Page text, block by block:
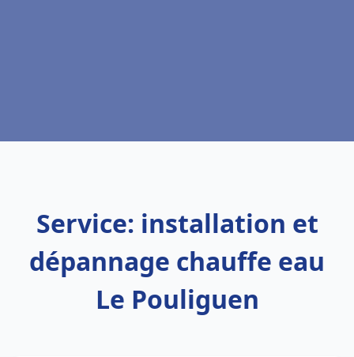
Service: installation et
dépannage chauffe eau
Le Pouliguen